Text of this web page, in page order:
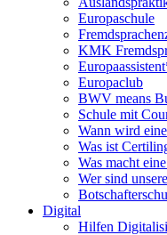
Europaschule
KMK
Europaclub
BWV means
Schule mit
Wann wird
Was ist
Was macht
Wer sind
Digital
Hilfen